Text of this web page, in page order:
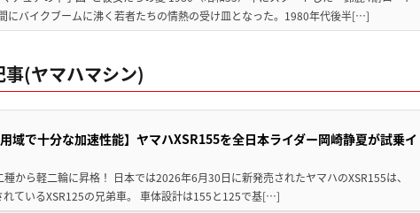
にバイクブームに沸く若者たちの情熱の受け皿となった。1980年代後半[…]
事(ヤマハマシン)
域で十分な加速性能】ヤマハXSR155を全日本ライダー岡崎静夏が試乗イ
種から軽二輪に昇格！ 日本では2026年6月30日に新発売されたヤマハのXSR155は、
ているXSR125の兄弟車。 車体設計は155と125で基[…]